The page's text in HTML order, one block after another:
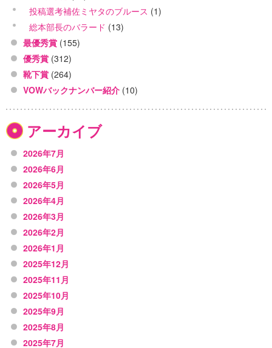
投稿選考補佐ミヤタのブルース (1)
総本部長のバラード (13)
最優秀賞 (155)
優秀賞 (312)
靴下賞 (264)
VOWバックナンバー紹介 (10)
アーカイブ
2026年7月
2026年6月
2026年5月
2026年4月
2026年3月
2026年2月
2026年1月
2025年12月
2025年11月
2025年10月
2025年9月
2025年8月
2025年7月